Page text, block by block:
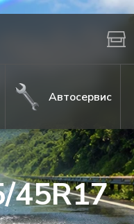
Автосервис
45R17